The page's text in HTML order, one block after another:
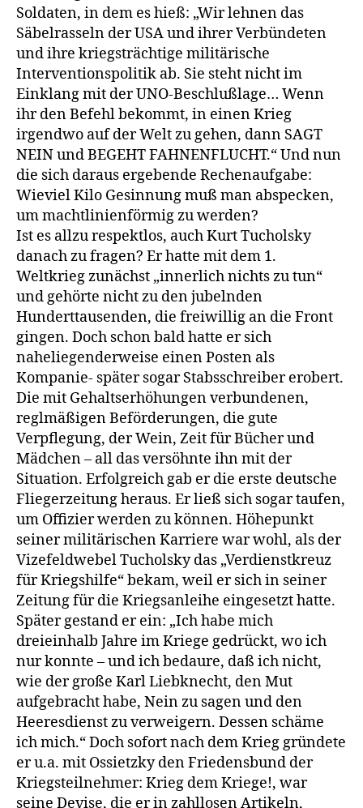
Soldaten, in dem es hieß: „Wir lehnen das
Säbelrasseln der USA und ihrer Verbündeten
und ihre kriegsträchtige militärische
Interventionspolitik ab. Sie steht nicht im
Einklang mit der UNO-Beschlußlage… Wenn
ihr den Befehl bekommt, in einen Krieg
irgendwo auf der Welt zu gehen, dann SAGT
NEIN und BEGEHT FAHNENFLUCHT.“ Und nun
die sich daraus ergebende Rechenaufgabe:
Wieviel Kilo Gesinnung muß man abspecken,
um machtlinienförmig zu werden?
Ist es allzu respektlos, auch Kurt Tucholsky
danach zu fragen? Er hatte mit dem 1.
Weltkrieg zunächst „innerlich nichts zu tun“
und gehörte nicht zu den jubelnden
Hunderttausenden, die freiwillig an die Front
gingen. Doch schon bald hatte er sich
naheliegenderweise einen Posten als
Kompanie- später sogar Stabsschreiber erobert.
Die mit Gehaltserhöhungen verbundenen,
reglmäßigen Beförderungen, die gute
Verpflegung, der Wein, Zeit für Bücher und
Mädchen – all das versöhnte ihn mit der
Situation. Erfolgreich gab er die erste deutsche
Fliegerzeitung heraus. Er ließ sich sogar taufen,
um Offizier werden zu können. Höhepunkt
seiner militärischen Karriere war wohl, als der
Vizefeldwebel Tucholsky das „Verdienstkreuz
für Kriegshilfe“ bekam, weil er sich in seiner
Zeitung für die Kriegsanleihe eingesetzt hatte.
Später gestand er ein: „Ich habe mich
dreieinhalb Jahre im Kriege gedrückt, wo ich
nur konnte – und ich bedaure, daß ich nicht,
wie der große Karl Liebknecht, den Mut
aufgebracht habe, Nein zu sagen und den
Heeresdienst zu verweigern. Dessen schäme
ich mich.“ Doch sofort nach dem Krieg gründete
er u.a. mit Ossietzky den Friedensbund der
Kriegsteilnehmer: Krieg dem Kriege!, war
seine Devise, die er in zahllosen Artikeln,